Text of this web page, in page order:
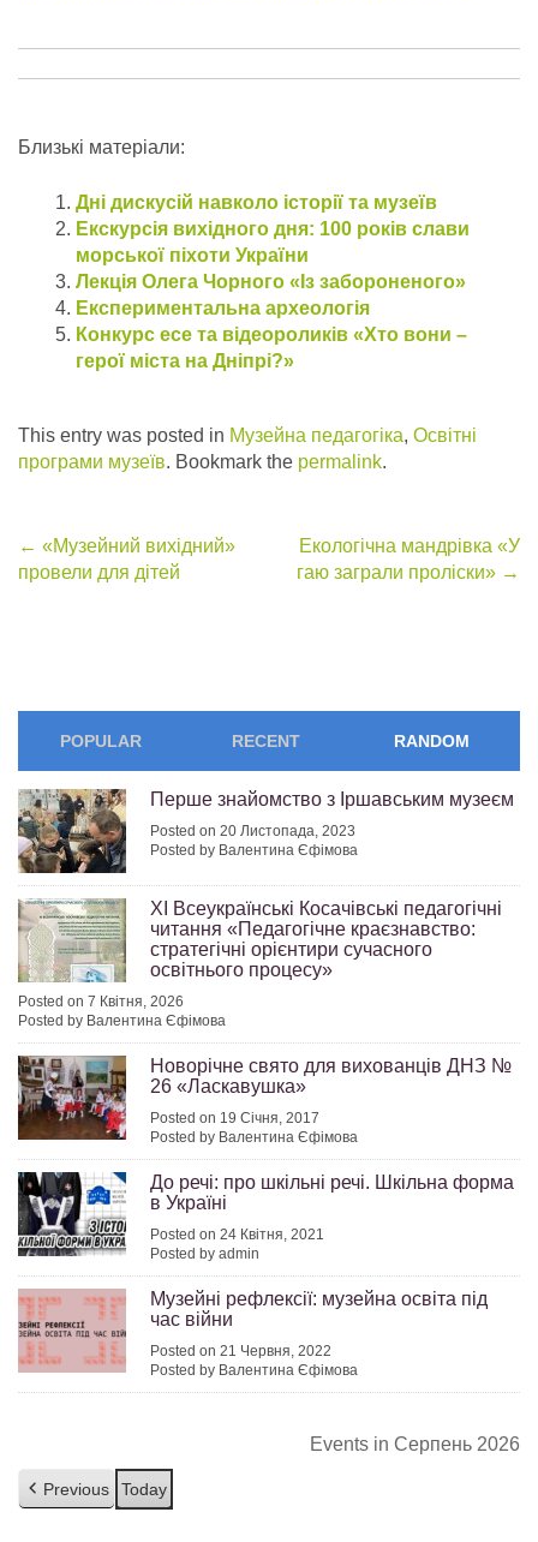
Близькі матеріали:
Дні дискусій навколо історії та музеїв
Екскурсія вихідного дня: 100 років слави
морської піхоти України
Лекція Олега Чорного «Із забороненого»
Експериментальна археологія
Конкурс есе та відеороликів «Хто вони –
герої міста на Дніпрі?»
This entry was posted in Музейна педагогіка, Освітні
програми музеїв. Bookmark the permalink.
Post
← «Музейний вихідний»
провели для дітей
Екологічна мандрівка «У
гаю заграли проліски» →
POPULAR RECENT RANDOM
Перше знайомство з Іршавським музеєм
Posted on 20 Листопада, 2023
Posted by Валентина Єфімова
ХІ Всеукраїнські Косачівські педагогічні
читання «Педагогічне краєзнавство:
стратегічні орієнтири сучасного
освітнього процесу»
Posted on 7 Квітня, 2026
Posted by Валентина Єфімова
Новорічне свято для вихованців ДНЗ №
26 «Ласкавушка»
Posted on 19 Січня, 2017
Posted by Валентина Єфімова
До речі: про шкільні речі. Шкільна форма
в Україні
Posted on 24 Квітня, 2021
Posted by admin
Музейні рефлексії: музейна освіта під
час війни
Posted on 21 Червня, 2022
Posted by Валентина Єфімова
Events in Серпень 2026
Previous Today